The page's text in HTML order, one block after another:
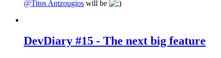
@Titos Antzougios will be
DevDiary #15 - The next big feature